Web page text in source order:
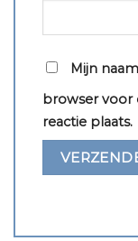
Mijn
browser voor
reactie plaats.